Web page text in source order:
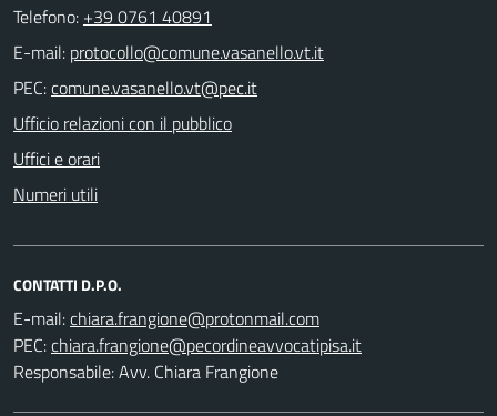
Telefono: +39 0761 40891
E-mail:
PEC:
Ufficio relazioni con il pubblico
Uffici e orari
Numeri utili
CONTATTI D.P.O.
E-mail:
PEC:
Responsabile: Avv. Chiara Frangione